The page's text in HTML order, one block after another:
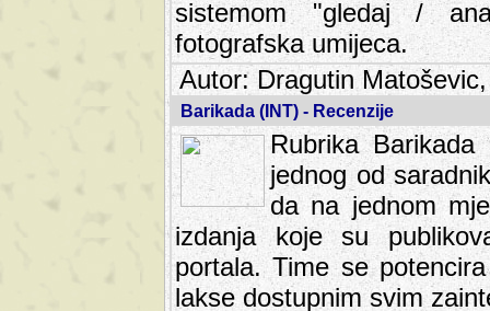
sistemom "gledaj /
fotografska umijeca.
Autor: Dragutin
Barikada (INT) - Recenzije
Rubrika
jednog od
da na jednom
izdanja koje su
portala. Time se
lakse dostupnim svim